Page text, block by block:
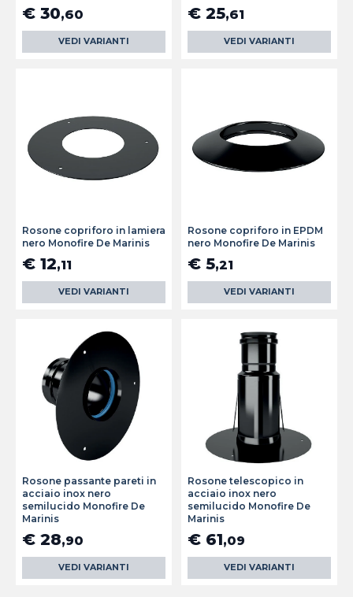
€ 30,60
VEDI VARIANTI
€ 25,61
VEDI VARIANTI
Rosone copriforo in lamiera
nero Monofire De Marinis
€ 12,11
VEDI VARIANTI
Rosone copriforo in EPDM
nero Monofire De Marinis
€ 5,21
VEDI VARIANTI
Rosone passante pareti in
acciaio inox nero
semilucido Monofire De
Marinis
€ 28,90
VEDI VARIANTI
Rosone telescopico in
acciaio inox nero
semilucido Monofire De
Marinis
€ 61,09
VEDI VARIANTI